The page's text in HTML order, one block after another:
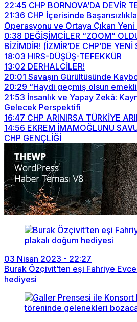
22:45 CHP BORNOVA’DA DEVİR
21:36 CHP İçerisinde
Operasyonu ve Ortaya Çıkan Yeni
0:38 DEĞİŞİMCİLER “ZOOM”
BİZİMDİR! (İZMİR’DE CHP’DE YENİ
18:03 HIRS-DÜŞÜŞ-TEFEKKÜR
13:02 DERHALCİLER!
20:01 Savaşın Gürültüsünde
20:29 “Haydi geçmiş olsun
21:53 İnsanlık ve Yapay Zekâ:
Gelecek Perspektifi
16:47 CHP ARINIRSA TÜRKİYE
14:56 EKREM İMAMOĞLUNU
CHP GENÇLİĞİ
03 Nisan 2023 - 22:27
Burak Özçivit’ten eşi Fahriye
hediyesi